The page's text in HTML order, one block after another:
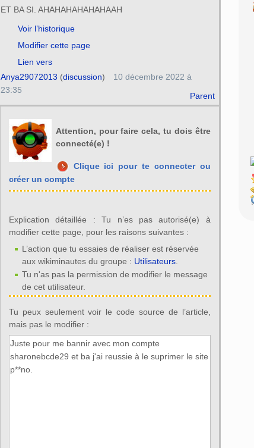
ET BA SI. AHAHAHAHAHAHAAH
Parent
Voir l’historique
Modifier cette page
Lien vers
Anya29072013 (discussion)
10 décembre 2022 à
23:35
Attention, pour faire cela, tu dois être
connecté(e) !
Clique ici pour te connecter ou
créer un compte
Explication détaillée : Tu n’es pas autorisé(e) à
modifier cette page, pour les raisons suivantes :
L’action que tu essaies de réaliser est réservée
aux wikiminautes du groupe : Utilisateurs
Tu n'as pas la permission de modifier le message
de cet utilisateur.
Tu peux seulement voir le code source de l’article,
mais pas le modifier :